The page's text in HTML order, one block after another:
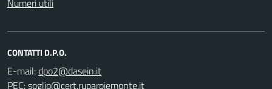
CONTATTI D.P.O.
E-mail:
PEC: